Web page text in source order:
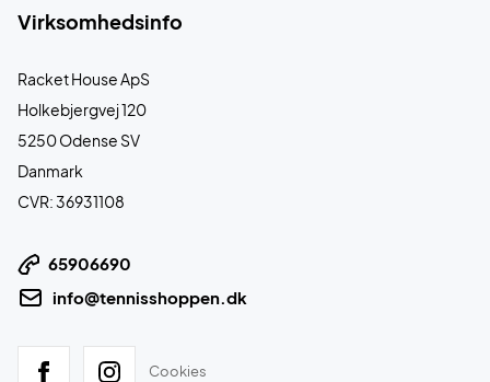
Virksomhedsinfo
Racket House ApS
Holkebjergvej 120
5250 Odense SV
Danmark
CVR: 36931108
65906690
info@tennisshoppen.dk
Cookies